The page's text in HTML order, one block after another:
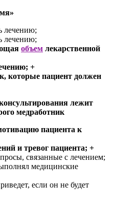
лечению;
лечению;
объем лекарственной
+
которые пациент должен
лежит
медработник
пациента к
и тревог пациента; +
связанные с лечением;
медицинские
если он не будет